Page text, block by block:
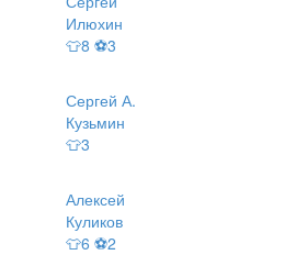
Илюхин
👕8 ⚽3
Сергей А.
Кузьмин
👕3
Алексей
Куликов
👕6 ⚽2